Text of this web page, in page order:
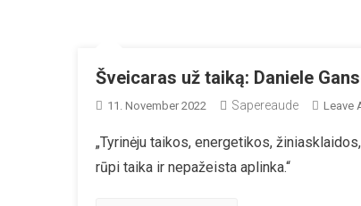
Šveicaras už taiką: Daniele
11. November 2022 Sapereaude Leave
„Tyrinėju taikos, energetikos,
rūpi taika ir nepažeista aplinka.“